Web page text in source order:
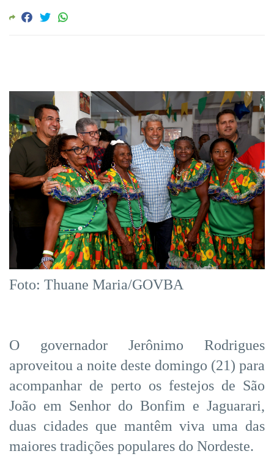
Foto: Thuane Maria/GOVBA
O governador Jerônimo Rodrigues
aproveitou a noite deste domingo (21) para
acompanhar de perto os festejos de São
João em Senhor do Bonfim e Jaguarari,
duas cidades que mantêm viva uma das
maiores tradições populares do Nordeste.